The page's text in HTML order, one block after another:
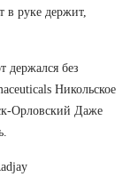
в руке держит,
держался без
Никольское
Орловский Даже